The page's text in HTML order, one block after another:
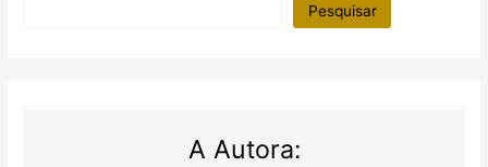
Pesquisar
A Autora: